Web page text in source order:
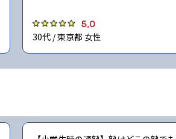
5.0
30代 / 東京都 女性